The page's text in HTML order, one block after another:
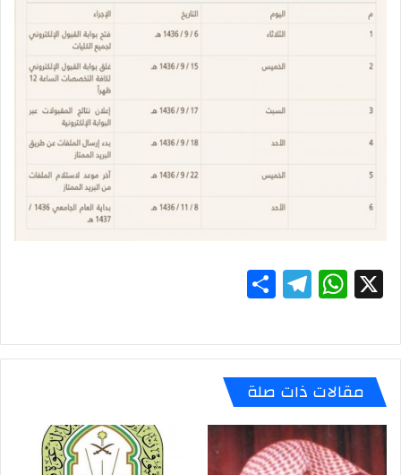
X
W
at
s
A
p
p
T
e
gr
a
m
ar
e
مقالات ذات صلة